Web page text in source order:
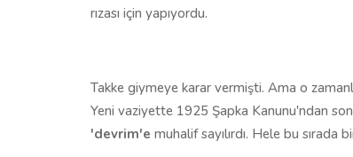
rızası için yapıyordu.
Takke giymeye karar vermişti. Ama o
Yeni vaziyette 1925 Şapka Kanunu'ndan
'devrim'e muhalif sayılırdı. Hele bu sırada